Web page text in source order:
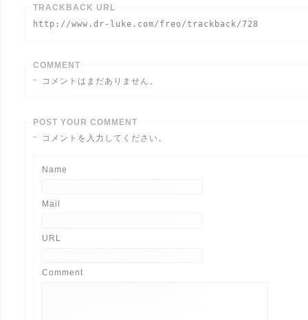
TRACKBACK URL
http://www.dr-luke.com/freo/trackback/728
COMMENT
コメントはまだありません。
POST YOUR COMMENT
コメントを入力してください。
Name
Mail
URL
Comment